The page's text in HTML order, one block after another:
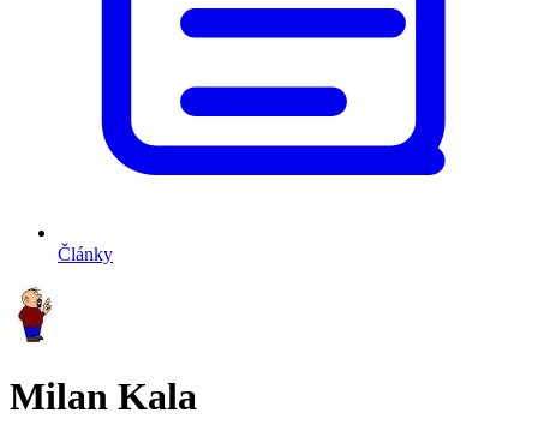
Články
Milan Kala